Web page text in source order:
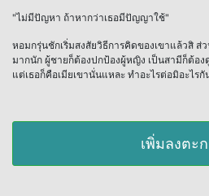
"ไม่มีปัญหา ถ้าหากว่าเธอมีปัญญาใช้"
หอมกรุ่นชักเริ่มสงสัยวิธีการคิดของเขาแล้วสิ ส่
มากนัก ผู้ชายก็ต้องปกป้องผู้หญิง เป็นสามีก็ต้อ
แต่เธอก็คือเมียเขานั่นแหละ ทำอะไรต่อมิอะไร
เพิ่มลงตะ